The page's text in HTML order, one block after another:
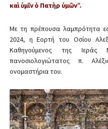
καὶ ὑμῖν ὁ Πατὴρ ὑμῶν”.
Με τη πρέπουσα λαμπρότητα
2024, η Εορτή του Οσίου
Καθηγούμενος της Ιεράς
πανοσιολογιώτατος π.
ονομαστήρια του.